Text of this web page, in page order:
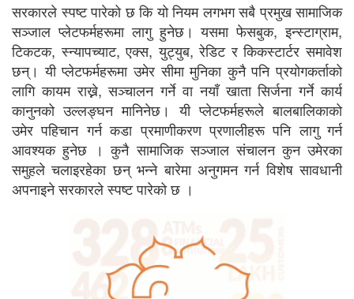
सरकारले स्पष्ट पारेको छ कि यो नियम लगभग सबै प्रमुख सामाजिक
सञ्जाल प्लेटफर्महरूमा लागु हुनेछ। यसमा फेसबुक, इन्स्टाग्राम,
टिकटक, स्न्यापच्याट, एक्स, युट्युब, रेडिट र किकस्टार्टर समावेश
छन्। यी प्लेटफर्महरूमा उमेर सीमा मुनिका कुनै पनि प्रयोगकर्ताको
लागि कायम राख्ने, सञ्चालन गर्ने वा नयाँ खाता सिर्जना गर्ने कार्य
कानुनको उल्लङ्घन मानिनेछ। यी प्लेटफर्महरूले बालबालिकाको
उमेर पहिचान गर्न कडा प्रमाणीकरण प्रणालीहरू पनि लागु गर्न
आवश्यक हुनेछ । कुनै सामाजिक सञ्जाल संचालन कुन उमेरका
समुहले चलाइरहेका छन् भन्ने बारेमा अनुगमन गर्न विशेष सावधानी
अपनाइने सरकारले स्पष्ट पारेको छ ।